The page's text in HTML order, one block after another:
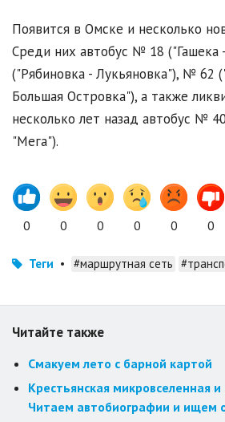
Появится в Омске и несколько
Среди них автобус № 18
("Рябиновка - Лукьяновка"), № 62
Большая Островка"), а также
несколько лет назад автобус №
"Мега").
0 0 0 0 0 0
Теги • #маршрутная сеть
Читайте также
Смакуем лето с барной картой
Крестьянская микровселенная и
Читаем автобиографии и ищем